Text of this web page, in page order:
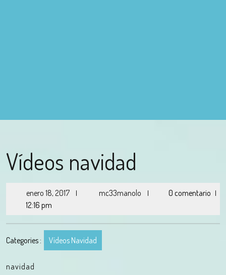
Vídeos navidad
enero 18, 2017 | mc33manolo | 0 comentario |
12:16 pm
Categories : Vídeos Navidad
navidad